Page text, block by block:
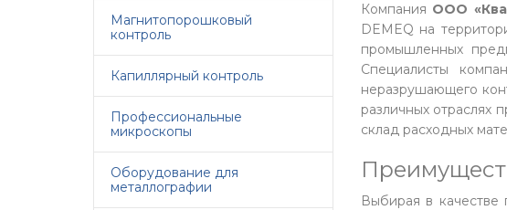
Магнитопорошковый
контроль
Капиллярный контроль
Профессиональные
микроскопы
Оборудование для
металлографии
Компания ООО
DEMEQ на
промышленных
Специалисты
неразрушающего
различных
склад расходных
Выбирая в